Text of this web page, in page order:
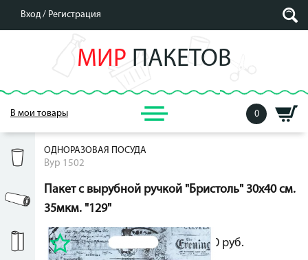
Вход / Регистрация
МИР ПАКЕТОВ
В мои товары 0
ОДНОРАЗОВАЯ ПОСУДА
Вур 1502
Пакет с вырубной ручкой "Бристоль" 30х40 см.
35мкм. "129"
руб. 6.00 руб.